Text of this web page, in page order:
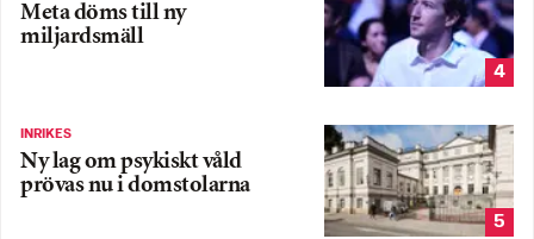
Meta döms till ny
miljardsmäll
4
INRIKES
Ny lag om psykiskt våld
prövas nu i domstolarna
5